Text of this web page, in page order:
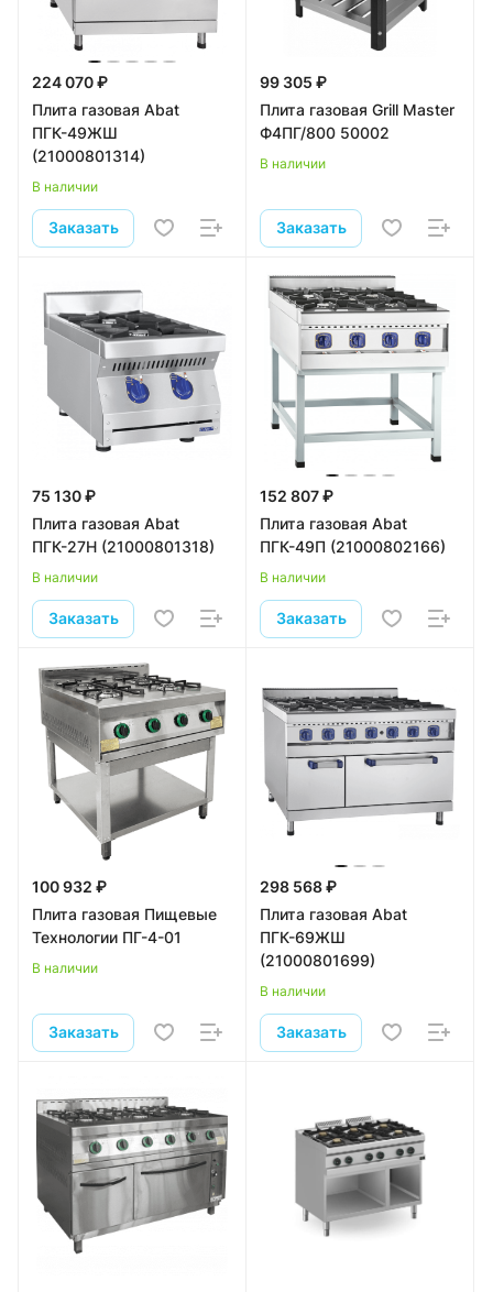
224 070 ₽
Плита газовая Abat
ПГК-49ЖШ
(21000801314)
В наличии
Заказать
99 305 ₽
Плита газовая Grill Master
Ф4ПГ/800 50002
В наличии
Заказать
75 130 ₽
Плита газовая Abat
ПГК-27Н (21000801318)
В наличии
Заказать
152 807 ₽
Плита газовая Abat
ПГК-49П (21000802166)
В наличии
Заказать
100 932 ₽
Плита газовая Пищевые
Технологии ПГ-4-01
В наличии
Заказать
298 568 ₽
Плита газовая Abat
ПГК-69ЖШ
(21000801699)
В наличии
Заказать